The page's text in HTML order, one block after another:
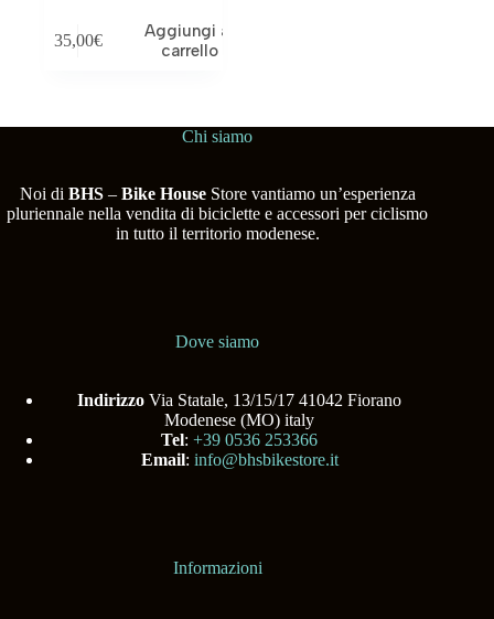
35,00€
Aggiungi al
carrello
Chi siamo
Noi di BHS– Bike HouseStore vantiamo un’esperienza
pluriennale nella vendita di biciclette e accessori per ciclismo
in tutto il territorio modenese.
Dove siamo
Indirizzo Via Statale, 13/15/17 41042 Fiorano
Modenese (MO) italy
Tel:+39 0536 253366
Email: info@bhsbikestore.it
Informazioni